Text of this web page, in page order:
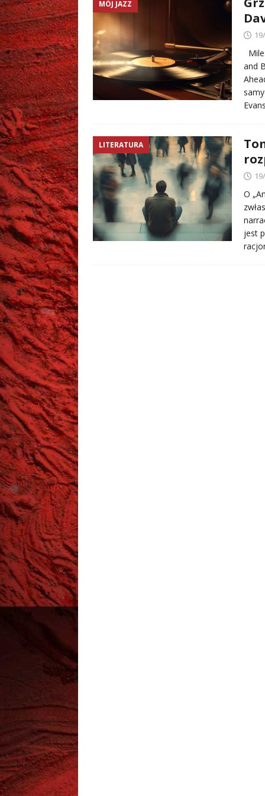
MÓJ JAZZ
and
LITERATURA
O
jest